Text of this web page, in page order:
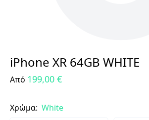
iPhone XR 64GB WHITE
Από 199,00 €
Χρώμα: White